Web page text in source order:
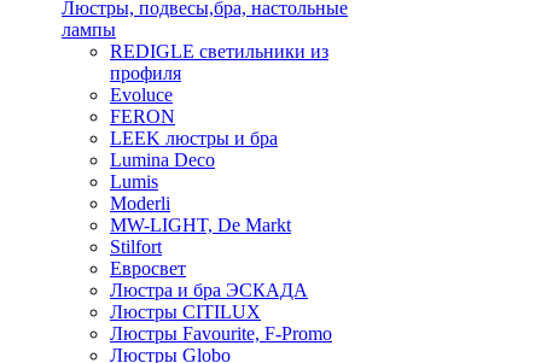
Люстры, подвесы,бра, настольные
лампы
REDIGLE светильники из
профиля
Evoluce
FERON
LEEK люстры и бра
Lumina Deco
Lumis
Moderli
MW-LIGHT, De Markt
Stilfort
Евросвет
Люстра и бра ЭСКАДА
Люстры CITILUX
Люстры Favourite, F-Promo
Люстры Globo